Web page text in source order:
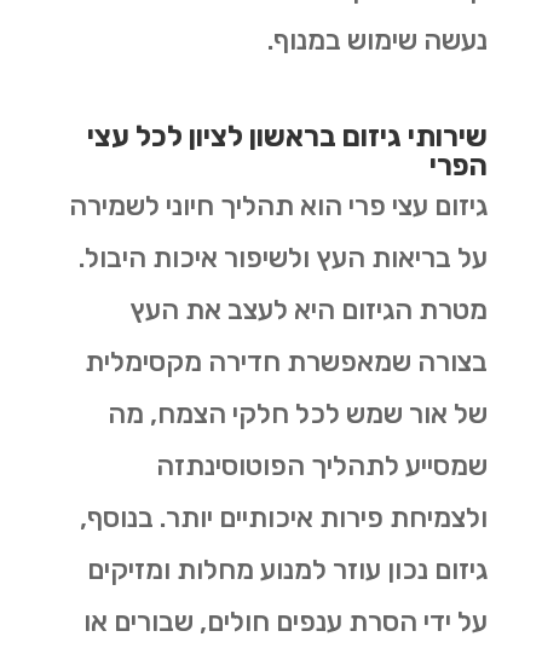
נעשה שימוש במנוף.
שירותי גיזום בראשון לציון לכל עצי
הפרי
גיזום עצי פרי הוא תהליך חיוני לשמירה
על בריאות העץ ולשיפור איכות היבול.
מטרת הגיזום היא לעצב את העץ
בצורה שמאפשרת חדירה מקסימלית
של אור שמש לכל חלקי הצמח, מה
שמסייע לתהליך הפוטוסינתזה
ולצמיחת פירות איכותיים יותר. בנוסף,
גיזום נכון עוזר למנוע מחלות ומזיקים
על ידי הסרת ענפים חולים, שבורים או